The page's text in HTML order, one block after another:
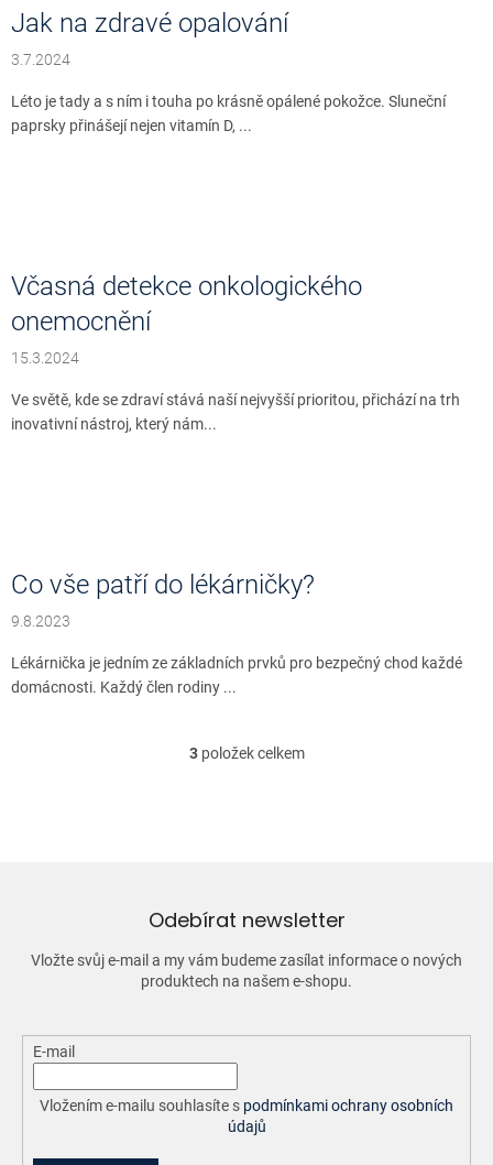
Jak na zdravé opalování
3.7.2024
Léto je tady a s ním i touha po krásně opálené pokožce. Sluneční
paprsky přinášejí nejen vitamín D, ...
Včasná detekce onkologického
onemocnění
15.3.2024
Ve světě, kde se zdraví stává naší nejvyšší prioritou, přichází na trh
inovativní nástroj, který nám...
Co vše patří do lékárničky?
9.8.2023
Lékárnička je jedním ze základních prvků pro bezpečný chod každé
domácnosti. Každý člen rodiny ...
O
p
r
v
k
v
i
s
u
3položek celkem
Odebírat newsletter
Vložte svůj e-mail a my vám budeme zasílat informace o nových
produktech na našem e-shopu.
E-mail
Vložením e-mailu souhlasíte s podmínkami ochrany osobních
údajů